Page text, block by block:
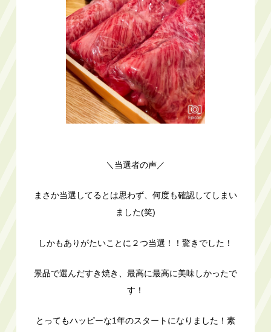
＼当選者の声／
まさか当選してるとは思わず、何度も確認してしまい
ました(笑)
しかもありがたいことに２つ当選！！驚きでした！
景品で選んだすき焼き、最高に最高に美味しかったで
す！
とってもハッピーな1年のスタートになりました！素